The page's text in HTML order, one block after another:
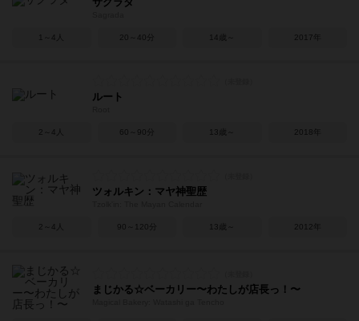
1～4人 20～40分 14歳～ 2017年
ルート
2～4人 60～90分 13歳～ 2018年
ツォルキン：マヤ神聖歴
2～4人 90～120分 13歳～ 2012年
まじかる☆ベーカリー〜わたしが店長っ！〜